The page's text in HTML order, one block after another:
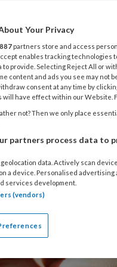
krijgen kanker.
Your Privacy
887 partners store and access
enables tracking technologies
to provide. Selecting Reject All or
content and ads you see may not
consent at any time by
will have effect within our Website.
not? Then we only place
partners process data to
data. Actively scan
a device. Personalised
services development.
(vendors)